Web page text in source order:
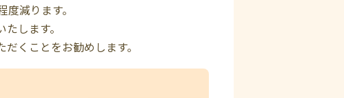
減ります。
します。
くことをお勧めします。